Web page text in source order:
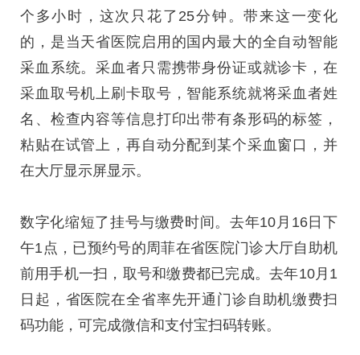
个多小时，这次只花了25分钟。带来这一变化
的，是当天省医院启用的国内最大的全自动智能
采血系统。采血者只需携带身份证或就诊卡，在
采血取号机上刷卡取号，智能系统就将采血者姓
名、检查内容等信息打印出带有条形码的标签，
粘贴在试管上，再自动分配到某个采血窗口，并
在大厅显示屏显示。
数字化缩短了挂号与缴费时间。去年10月16日下
午1点，已预约号的周菲在省医院门诊大厅自助机
前用手机一扫，取号和缴费都已完成。去年10月1
日起，省医院在全省率先开通门诊自助机缴费扫
码功能，可完成微信和支付宝扫码转账。